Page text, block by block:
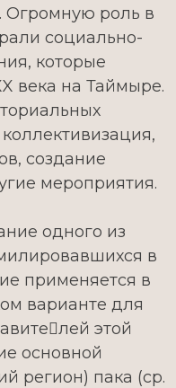
Огромную роль в
социально-
которые
века на Таймыре.
создание
мероприятия.
одного из
в
применяется в
варианте для
этой
основной
регион) пака (ср.